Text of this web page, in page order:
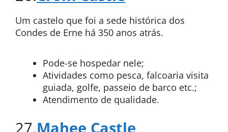
Um castelo que foi a sede histórica dos
Condes de Erne há 350 anos atrás.
Pode-se hospedar nele;
Atividades como pesca, falcoaria visita
guiada, golfe, passeio de barco etc.;
Atendimento de qualidade.
27.Mahee Castle